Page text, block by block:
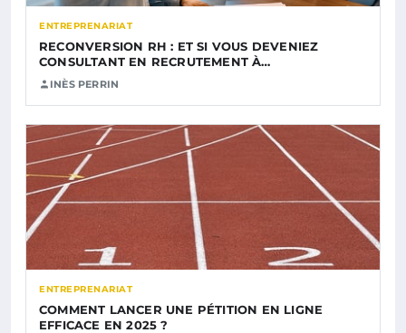
ENTREPRENARIAT
RECONVERSION RH : ET SI VOUS DEVENIEZ
CONSULTANT EN RECRUTEMENT À…
INÈS PERRIN
ENTREPRENARIAT
COMMENT LANCER UNE PÉTITION EN LIGNE
EFFICACE EN 2025 ?